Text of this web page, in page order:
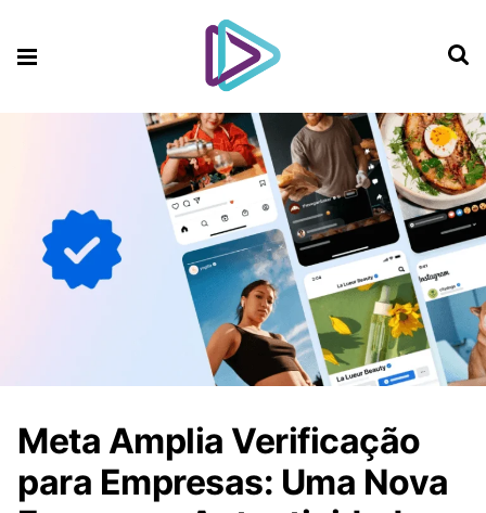
Meta Amplia Verificação
para Empresas: Uma Nova